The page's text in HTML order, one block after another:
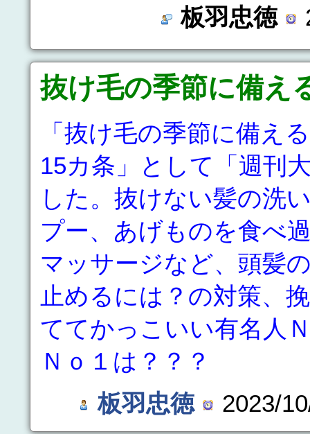
板羽忠徳
抜け毛の季節に備え
「抜け毛の季節に備え
15カ条」として「週刊
した。抜けない髪の洗
プー、あげものを食べ
マッサージなど、頭髪
止めるには？の対策、
ててかっこいい有名人
Ｎｏ１は？？？
板羽忠徳
2023/